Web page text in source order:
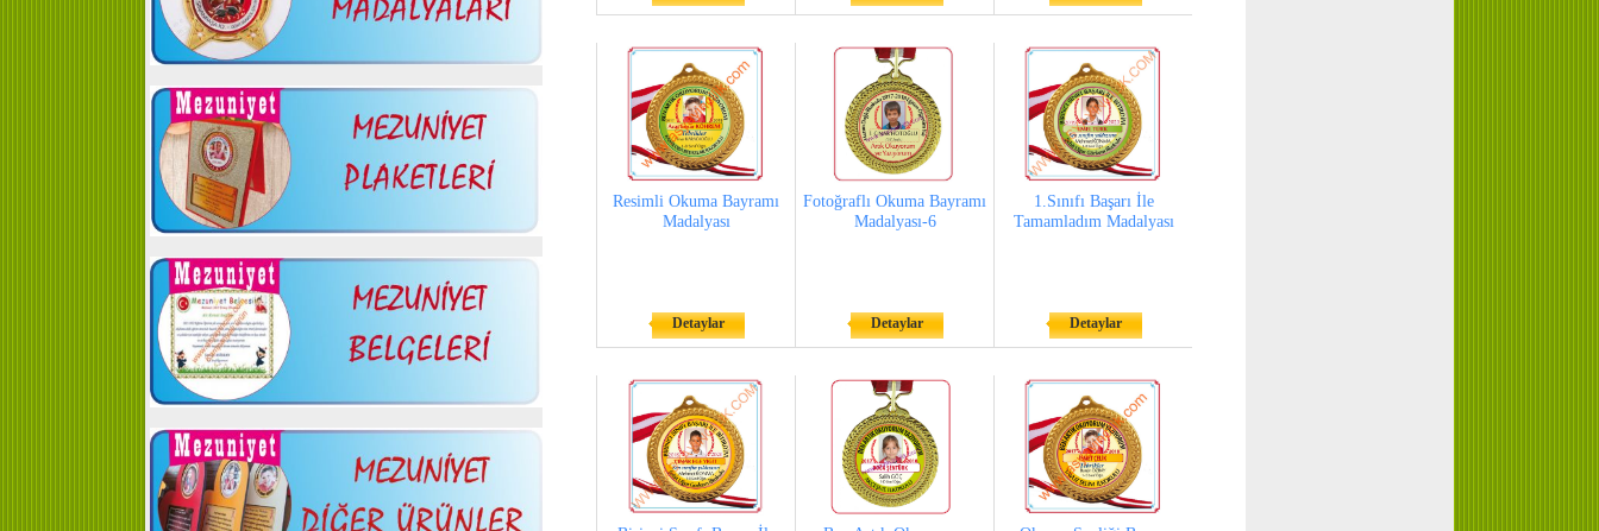
Resimli Okuma Bayramı
Madalyası
Detaylar
Fotoğraflı Okuma Bayramı
Madalyası-6
Detaylar
1.Sınıfı Başarı İle
Tamamladım Madalyası
Detaylar